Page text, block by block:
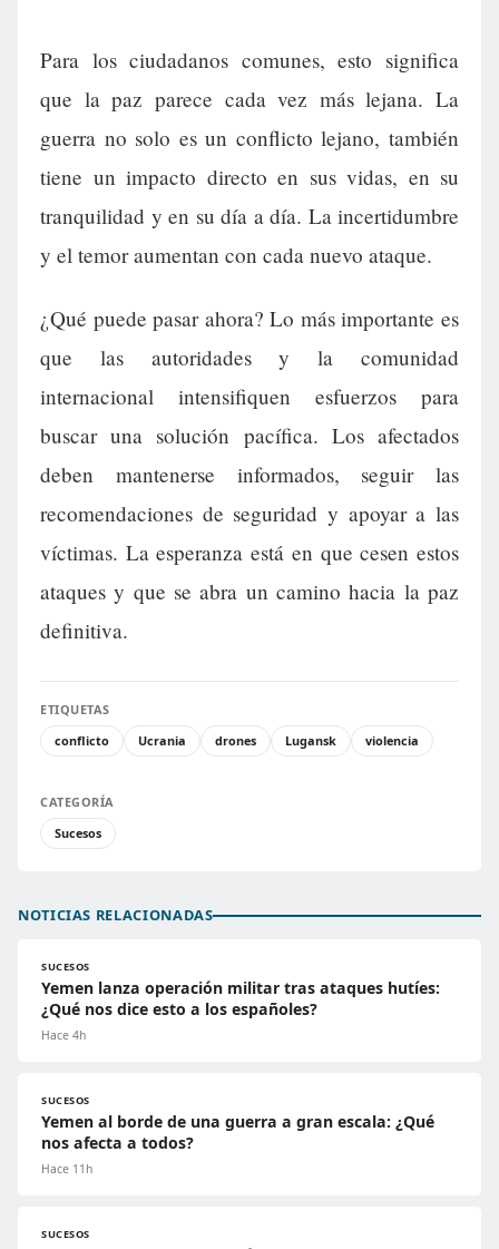
Para los ciudadanos comunes, esto significa
que la paz parece cada vez más lejana. La
guerra no solo es un conflicto lejano, también
tiene un impacto directo en sus vidas, en su
tranquilidad y en su día a día. La incertidumbre
y el temor aumentan con cada nuevo ataque.
¿Qué puede pasar ahora? Lo más importante es
que las autoridades y la comunidad
internacional intensifiquen esfuerzos para
buscar una solución pacífica. Los afectados
deben mantenerse informados, seguir las
recomendaciones de seguridad y apoyar a las
víctimas. La esperanza está en que cesen estos
ataques y que se abra un camino hacia la paz
definitiva.
ETIQUETAS
conflicto
Ucrania drones Lugansk violencia
CATEGORÍA
Sucesos
NOTICIAS RELACIONADAS
SUCESOS
Yemen lanza operación militar tras ataques hutíes:
¿Qué nos dice esto a los españoles?
Hace 4h
SUCESOS
Yemen al borde de una guerra a gran escala: ¿Qué
nos afecta a todos?
Hace 11h
SUCESOS